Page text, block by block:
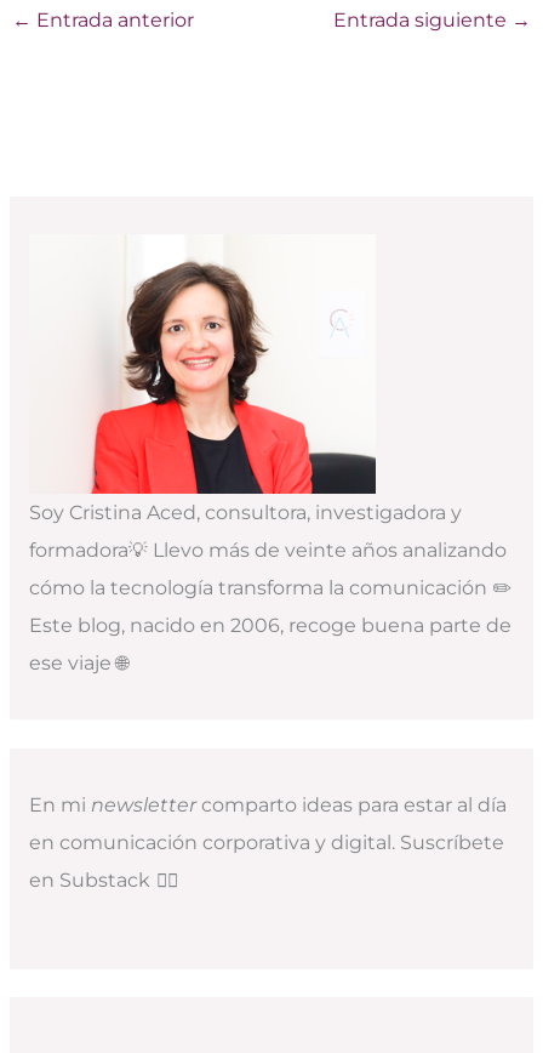
← Entrada anterior Entrada siguiente →
Soy Cristina Aced, consultora, investigadora y
formadora💡 Llevo más de veinte años analizando
cómo la tecnología transforma la comunicación ✏️
Este blog, nacido en 2006, recoge buena parte de
ese viaje 🌐
En mi newslettercomparto ideas para estar al día
en comunicación corporativa y digital. Suscríbete
en Substack 👇🏻